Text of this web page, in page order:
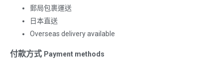
郵局包裹運送
日本直送
Overseas delivery available
付款方式 Payment methods